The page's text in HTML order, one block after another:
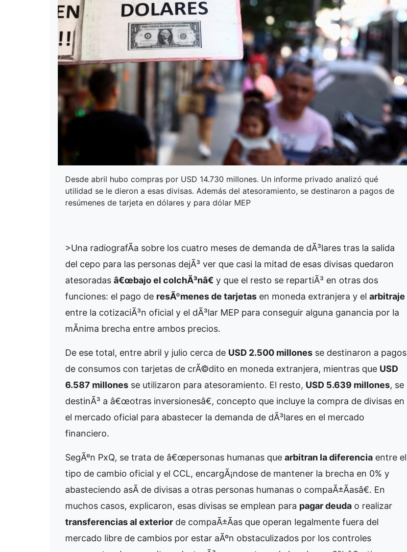
Desde abril hubo compras por USD 14.730 millones. Un informe privado analizó qué
utilidad se le dieron a esas divisas. Además del atesoramiento, se destinaron a pagos de
resúmenes de tarjeta en dólares y para dólar MEP
>Una radiografÃ­a sobre los cuatro meses de demanda de dÃ³lares tras la salida
del cepo para las personas dejÃ³ ver que casi la mitad de esas divisas quedaron
atesoradas â€œbajo el colchÃ³nâ€ y que el resto se repartiÃ³ en otras dos
funciones: el pago de resÃºmenes de tarjetas en moneda extranjera y el arbitraje
entre la cotizaciÃ³n oficial y el dÃ³lar MEP para conseguir alguna ganancia por la
mÃ­nima brecha entre ambos precios.
De ese total, entre abril y julio cerca de USD 2.500 millones se destinaron a pagos
de consumos con tarjetas de crÃ©dito en moneda extranjera, mientras que USD
6.587 millones se utilizaron para atesoramiento. El resto, USD 5.639 millones, se
destinÃ³ a â€œotras inversionesâ€, concepto que incluye la compra de divisas en
el mercado oficial para abastecer la demanda de dÃ³lares en el mercado
financiero.
SegÃºn PxQ, se trata de â€œpersonas humanas que arbitran la diferencia entre el
tipo de cambio oficial y el CCL, encargÃ¡ndose de mantener la brecha en 0% y
abasteciendo asÃ­ de divisas a otras personas humanas o compaÃ±Ã­asâ€. En
muchos casos, explicaron, esas divisas se emplean para pagar deuda o realizar
transferencias al exterior de compaÃ±Ã­as que operan legalmente fuera del
mercado libre de cambios por estar aÃºn obstaculizados por los controles